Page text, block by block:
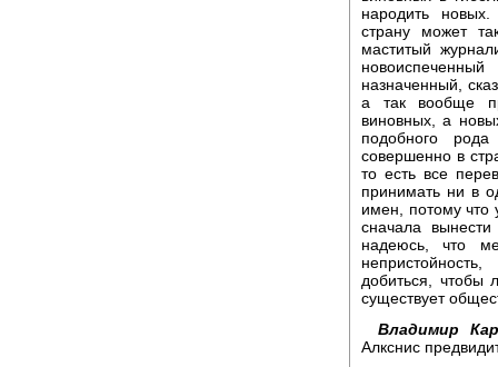
народить
страну может
маститый
назначенный,
а так вообще
виновных, а
подобного
совершенно в
то есть все
принимать ни в
имен, потому что
сначала
надеюсь, что
добиться, чтобы
существует
Владимир
Алкснис